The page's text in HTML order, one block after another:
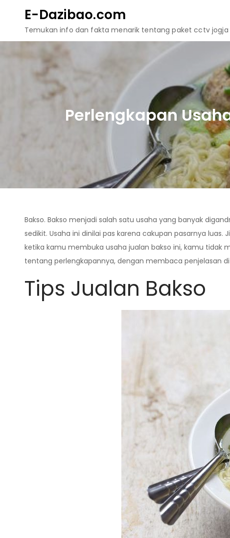
content
E-Dazibao.com
Temukan info dan fakta menarik tentang paket cctv jogja
Perlengkapan
Bakso. Bakso menjadi salah satu usaha yang banyak
sedikit. Usaha ini dinilai pas karena cakupan pasarnya
ketika kamu membuka usaha jualan bakso ini, kamu tidak
tentang perlengkapannya, dengan membaca penjelasan
Tips Jualan Bakso